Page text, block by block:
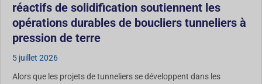
réactifs de solidification soutiennent les
opérations durables de boucliers tunneliers à
pression de terre
5 juillet 2026
Alors que les projets de tunneliers se développent dans les